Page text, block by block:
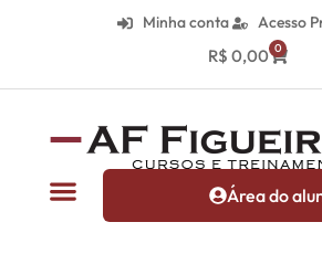
Minha conta Acesso
R$ 0,00 0
Área do